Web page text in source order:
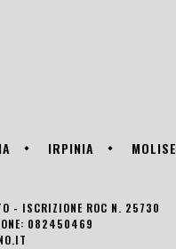
IRPINIA MOLISE
- ISCRIZIONE ROC N. 25730
082450469